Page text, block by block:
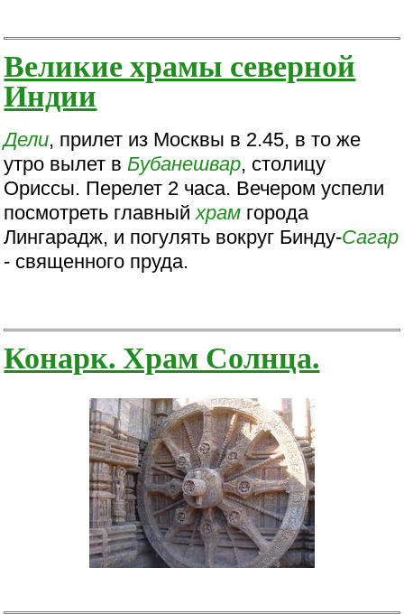
Великие храмы северной
Индии
Дели, прилет из Москвы в 2.45, в то же
утро вылет вБубанешвар, столицу
Ориссы. Перелет 2 часа. Вечером успели
посмотреть главныйхрам города
Лингарадж, и погулять вокруг Бинду-Сагар
- священного пруда.
Конарк. Храм Солнца.